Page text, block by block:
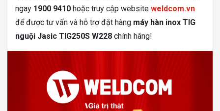
ngay 1900 9410 hoặc truy cập website weldcom.vn
để được tư vấn và hỗ trợ đặt hàng máy hàn inox TIG
nguội Jasic TIG250S W228 chính hãng!